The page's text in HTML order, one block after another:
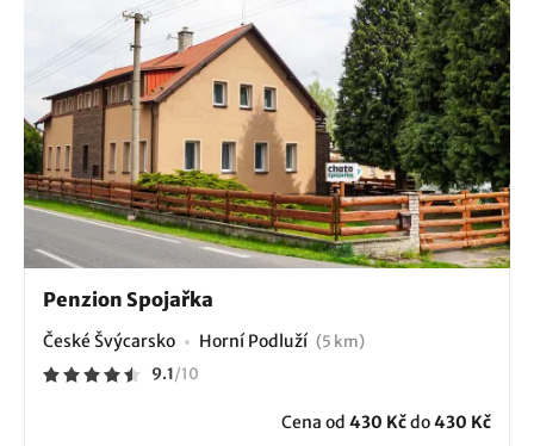
Penzion Spojařka
České Švýcarsko Horní Podluží (5 km)
9.1/10
Cena od 430 Kčdo430 Kč